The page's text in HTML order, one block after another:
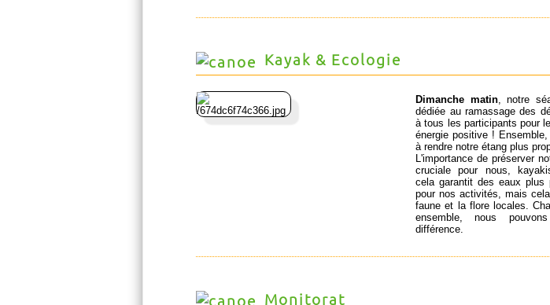
Kayak & Ecologie
Dimanche matin, notre
dédiée au ramassage des
à tous les participants pour
énergie positive !
à rendre notre étang plus
L'importance de préserver
cruciale pour nous,
cela garantit des eaux plus
pour nos activités, mais
faune et la flore locales.
ensemble, nous
différence.
Monitorat